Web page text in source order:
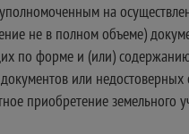
на
не в полном объеме)
по форме и (или)
или недостоверных
приобретение земельного